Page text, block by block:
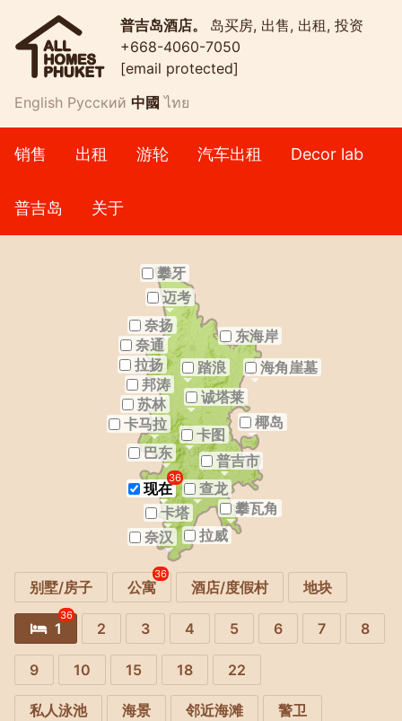
普吉岛酒店。 岛买房, 出售, 出租, 投资
+668-4060-7050
[email protected]
English Русский 中國 ไทย
销售 出租 游轮 汽车出租 Decor lab
普吉岛 关于
攀牙
迈考
奈扬
东海岸
奈通
拉扬
踏浪
邦涛
海角崖墓
诚塔莱
苏林
卡马拉
椰岛
卡图
巴东
普吉市
查龙
现在
36
攀瓦角
卡塔
拉威
奈汉
别墅/房子 公寓
36
酒店/度假村 地块
1
36
2 3 4 5 6 7 8
9 10 15 18 22
私人泳池 海景 邻近海滩 警卫